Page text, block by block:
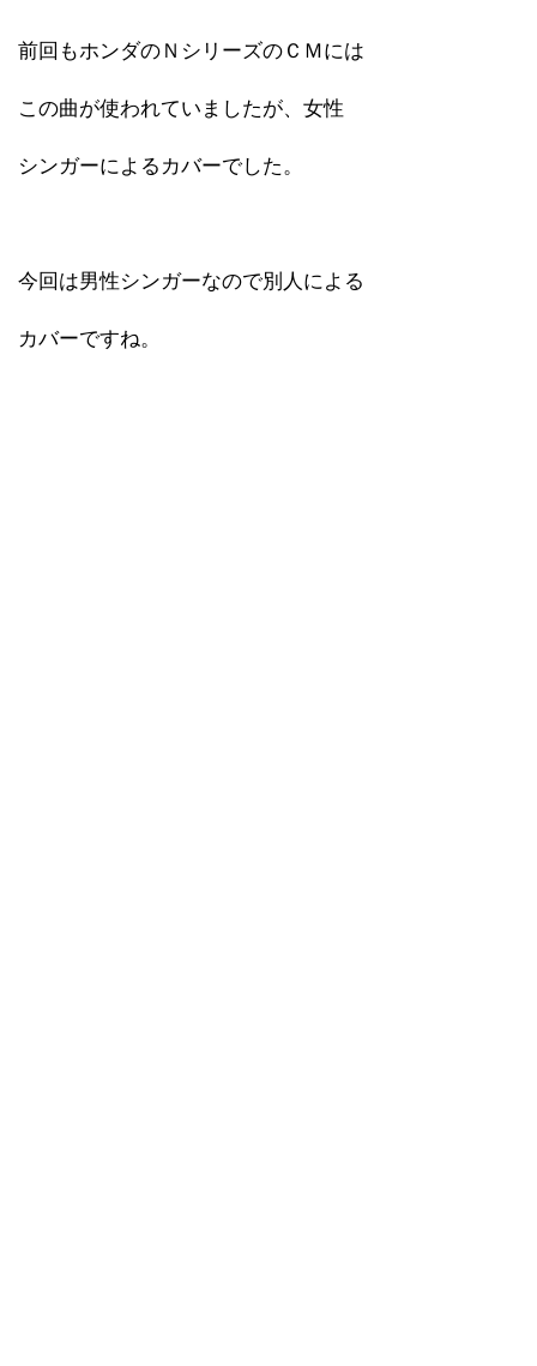
前回もホンダのＮシリーズのＣＭには
この曲が使われていましたが、女性
シンガーによるカバーでした。
今回は男性シンガーなので別人による
カバーですね。